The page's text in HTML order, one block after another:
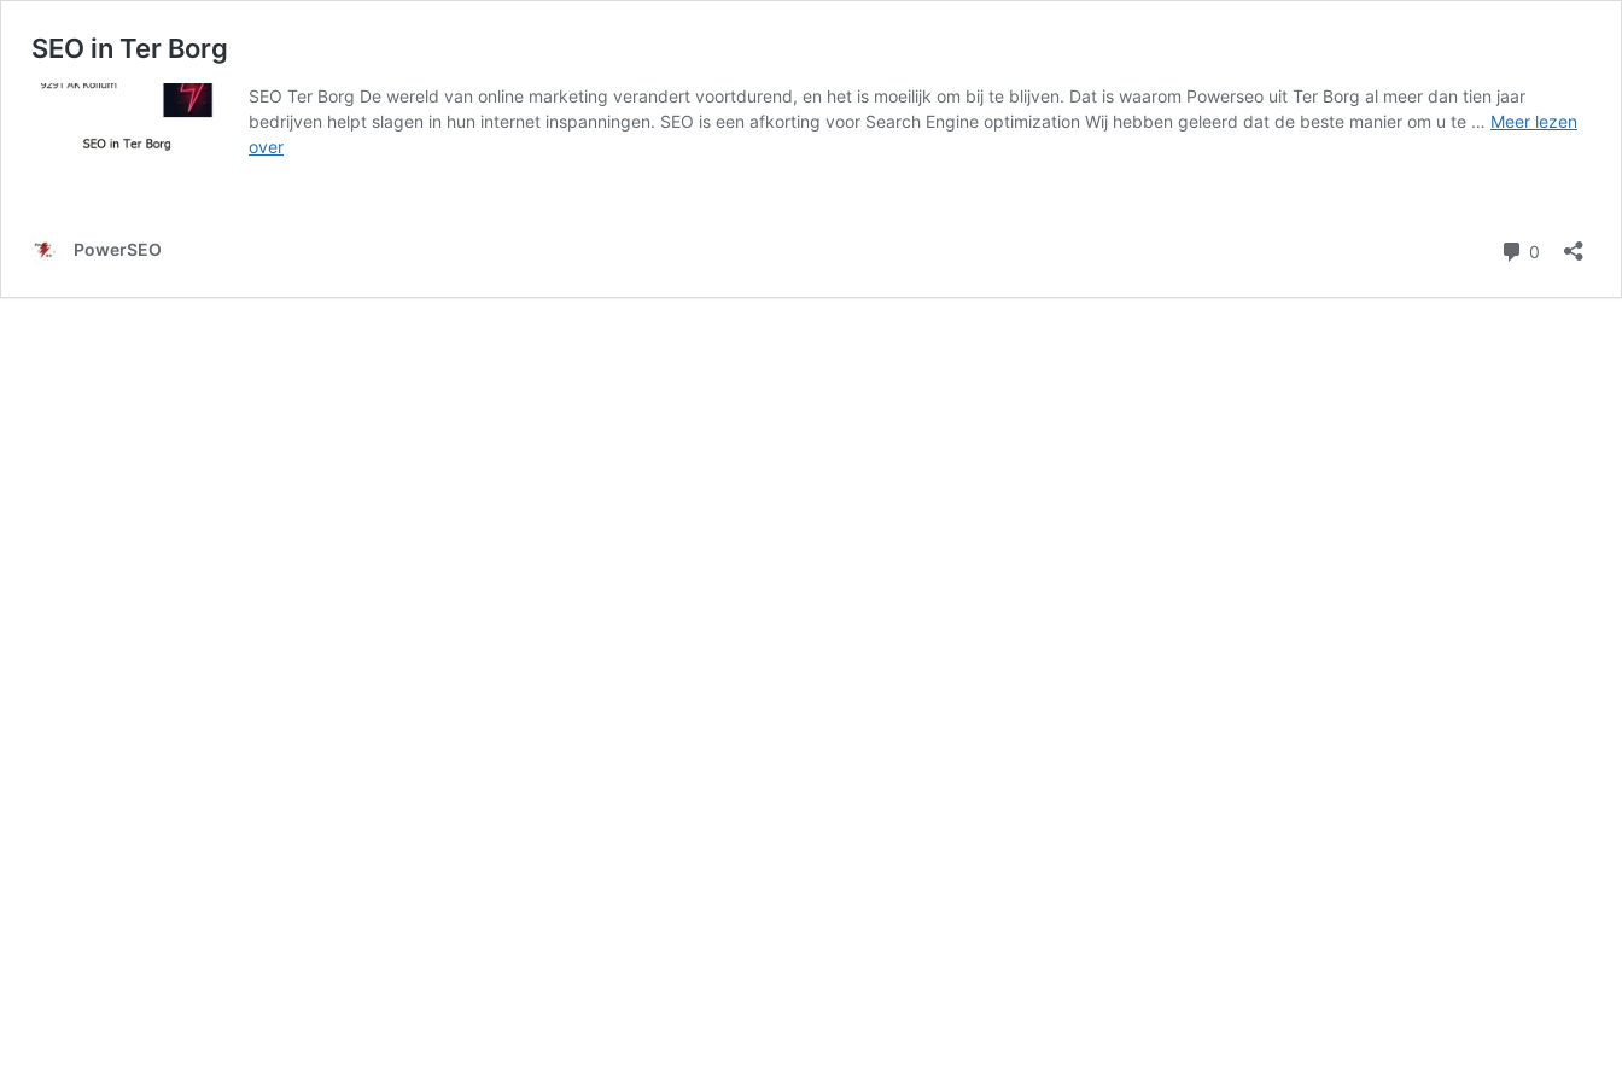
SEO in Ter Borg
SEO Ter Borg De wereld van online marketing verandert voortdurend, en het is moeilijk om bij te blijven. Dat is waarom Powerseo uit Ter Borg al meer dan tien jaar
bedrijven helpt slagen in hun internet inspanningen. SEO is een afkorting voor Search Engine optimization Wij hebben geleerd dat de beste manier om u te … Meer lezen
overSEO
PowerSEO
0 reacties